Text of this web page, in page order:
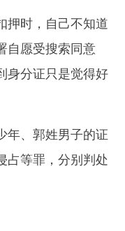
押时，自己不知道
自愿受搜索同意
身分证只是觉得好
年、郭姓男子的证
占等罪，分别判处